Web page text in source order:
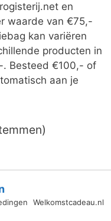
en
waarde van €75,-
kan variëren
producten in
Besteed €100,- of
aan je
Welkomstcadeau.nl